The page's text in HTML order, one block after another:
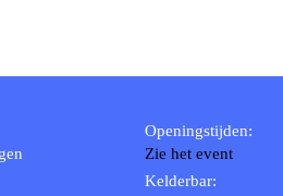
Openingstijden:
Zie het event
Kelderbar: